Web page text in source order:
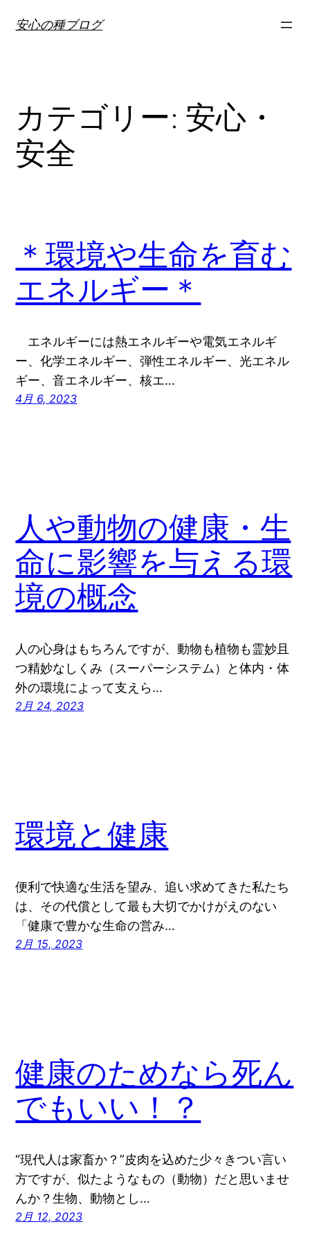
安心の種ブログ
カテゴリー: 安心・
安全
＊環境や生命を育む
エネルギー＊
エネルギーには熱エネルギーや電気エネルギ
ー、化学エネルギー、弾性エネルギー、光エネル
ギー、音エネルギー、核エ…
4月 6, 2023
人や動物の健康・生
命に影響を与える環
境の概念
人の心身はもちろんですが、動物も植物も霊妙且
つ精妙なしくみ（スーパーシステム）と体内・体
外の環境によって支えら…
2月 24, 2023
環境と健康
便利で快適な生活を望み、追い求めてきた私たち
は、その代償として最も大切でかけがえのない
「健康で豊かな生命の営み…
2月 15, 2023
健康のためなら死ん
でもいい！？
“現代人は家畜か？”皮肉を込めた少々きつい言い
方ですが、似たようなもの（動物）だと思いませ
んか？生物、動物とし…
2月 12, 2023